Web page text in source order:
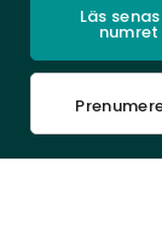
Läs
numret